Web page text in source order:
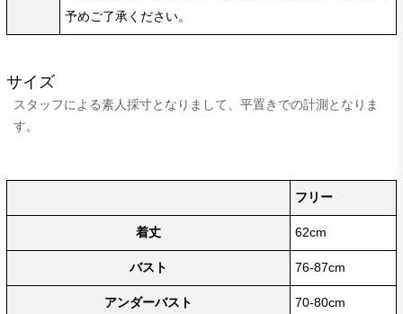
予めご了承ください。
サイズ
スタッフによる素人採寸となりまして、平置きでの計測となりま
す。
フリー
着丈 62cm
バスト 76-87cm
アンダーバスト 70-80cm